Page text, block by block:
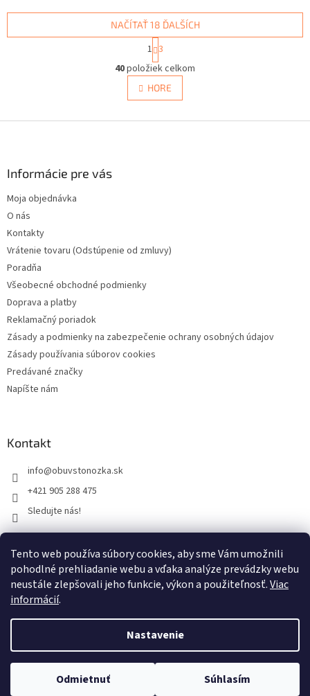
Tento web používa súbory cookies, aby sme Vám umožnili
pohodlné prehliadanie webu a vďaka analýze prevádzky webu
neustále zlepšovali jeho funkcie, výkon a použiteľnosť.Viac
informácií.
Nastavenie
Odmietnuť Súhlasím
O
v
l
á
v
ý
NAČÍTAŤ 18 ĎALŠÍCH
S
t
r
á
n
k
v
1 3
40položiek celkom
HORE
Informácie pre vás
Moja objednávka
O nás
Kontakty
Vrátenie tovaru (Odstúpenie od zmluvy)
Poradňa
Všeobecné obchodné podmienky
Doprava a platby
Reklamačný poriadok
Zásady a podmienky na zabezpečenie ochrany osobných údajov
Zásady používania súborov cookies
Predávané značky
Napíšte nám
Kontakt
info@obuvstonozka.sk
+421 905 288 475
Sledujte nás!
Facebook
Vytvoril Shoptet
Copyright 2026Obuvstonozka.sk. Všetky práva vyhradené.
Upraviť nastavenie cookies